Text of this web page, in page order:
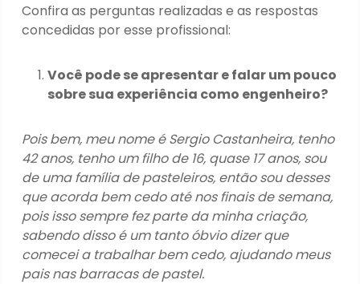
Confira as perguntas realizadas e as respostas
concedidas por esse profissional:
Você pode se apresentar e falar um pouco
sobre sua experiência como engenheiro?
Pois bem, meu nome é Sergio Castanheira, tenho
42 anos, tenho um filho de 16, quase 17 anos, sou
de uma família de pasteleiros, então sou desses
que acorda bem cedo até nos finais de semana,
pois isso sempre fez parte da minha criação,
sabendo disso é um tanto óbvio dizer que
comecei a trabalhar bem cedo, ajudando meus
pais nas barracas de pastel.